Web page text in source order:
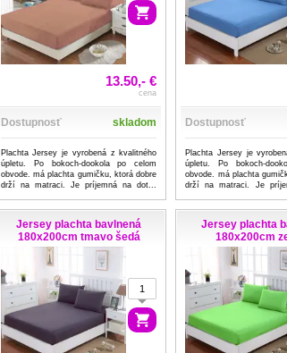
13.50,- €
cena
Dostupnosť skladom
Plachta Jersey je vyrobená z kvalitného
úpletu. Po bokoch-dookola po celom
obvode. má plachta gumičku, ktorá dobre
drží na matraci. Je príjemná na dot...
Dostupnosť
Plachta Jersey je
úpletu. Po bokoch-
obvode. má plachta
drží na matraci. Je
Jersey plachta bavlnená
180x200cm tmavo šedá
Jersey plachta
180x200cm